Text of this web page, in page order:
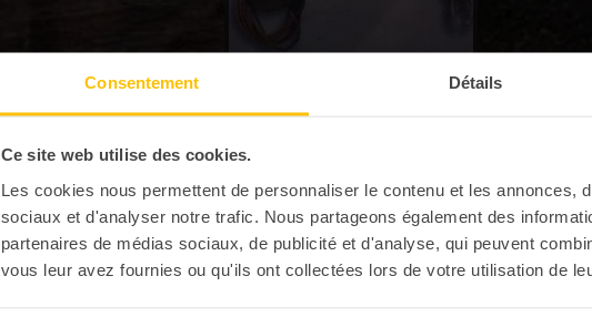
Consentement Détails
Ce site web utilise des cookies.
Les cookies nous permettent de personnaliser le contenu et les annonces,
sociaux et d'analyser notre trafic. Nous partageons également des
partenaires de médias sociaux, de publicité et d'analyse, qui peuvent
vous leur avez fournies ou qu'ils ont collectées lors de votre utilisation de